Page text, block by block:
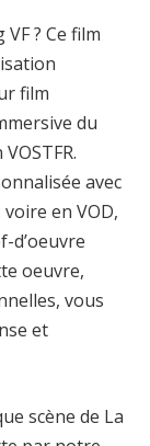
? Ce film
film
du
avec
en VOD,
d’oeuvre
oeuvre,
vous
et
scène de La